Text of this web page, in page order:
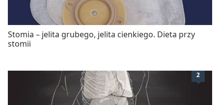
Stomia – jelita grubego, jelita cienkiego. Dieta przy
stomii
2